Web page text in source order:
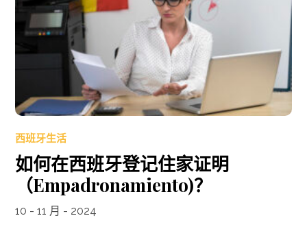
西班牙生活
如何在西班牙登记住家证明
（Empadronamiento)？
10 - 11 月 - 2024